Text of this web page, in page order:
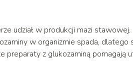
udział w produkcji mazi
w organizmie spada,
preparaty z glukozaminą pomagają